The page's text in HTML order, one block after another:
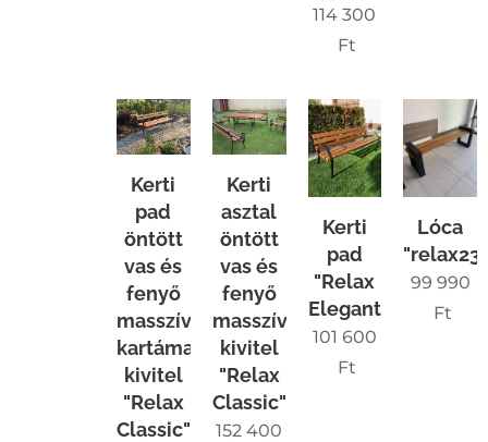
114 300
Ft
Kerti
pad
öntött
vas és
fenyő
masszív
kartámaszos
kivitel
"Relax
Classic"
Kerti
asztal
öntött
vas és
fenyő
masszív
kivitel
"Relax
Classic"
152 400
Kerti
pad
"Relax
Elegant"
101 600
Ft
Lóca
"relax23"
99 990
Ft